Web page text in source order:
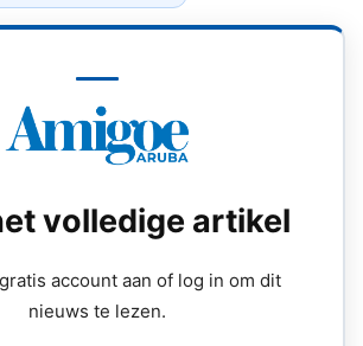
volledige artikel
account aan of log in om dit
nieuws te lezen.